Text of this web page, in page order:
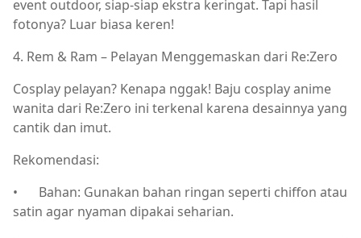
event outdoor, siap-siap ekstra keringat. Tapi hasil
fotonya? Luar biasa keren!
4. Rem & Ram – Pelayan Menggemaskan dari Re:Zero
Cosplay pelayan? Kenapa nggak! Baju cosplay anime
wanita dari Re:Zero ini terkenal karena desainnya yang
cantik dan imut.
Rekomendasi:
•
Bahan: Gunakan bahan ringan seperti chiffon atau
satin agar nyaman dipakai seharian.